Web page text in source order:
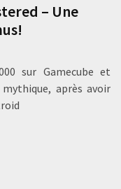
– Une
sur Gamecube et
après avoir